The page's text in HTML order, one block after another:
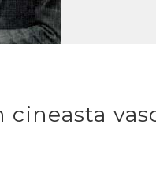
cineasta